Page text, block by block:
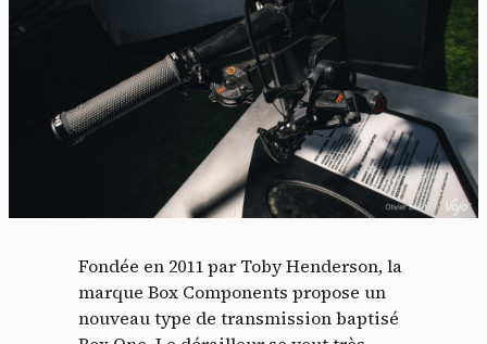
Fondée en 2011 par Toby Henderson, la
marque Box Components propose un
nouveau type de transmission baptisé